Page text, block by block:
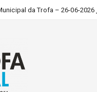
da Trofa – 26-06-2026